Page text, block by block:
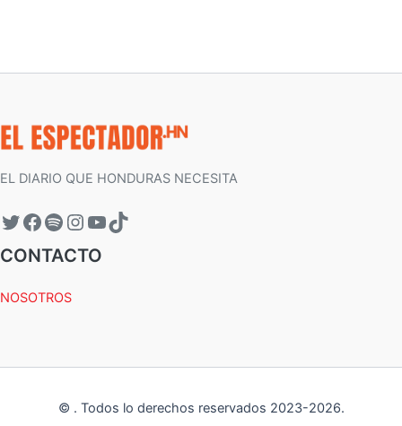
EL DIARIO QUE HONDURAS NECESITA
CONTACTO
NOSOTROS
© . Todos lo derechos reservados 2023-2026.